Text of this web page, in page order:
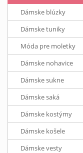
Dámske blúzky
Dámske tuniky
Móda pre moletky
Dámske nohavice
Dámske sukne
Dámske saká
Dámske kostýmy
Dámske košele
Dámske vesty